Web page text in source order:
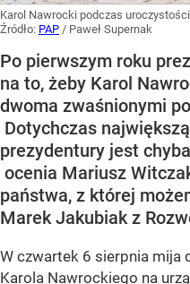
Karol Nawrocki podczas
Źródło: PAP / Paweł Supernak
Po pierwszym roku
na to, żeby Karol
dwoma zwaśnionymi
Dotychczas
prezydentury jest
ocenia Mariusz
państwa, z której
Marek Jakubiak z
W czwartek 6 sierpnia mija
Karola Nawrockiego na